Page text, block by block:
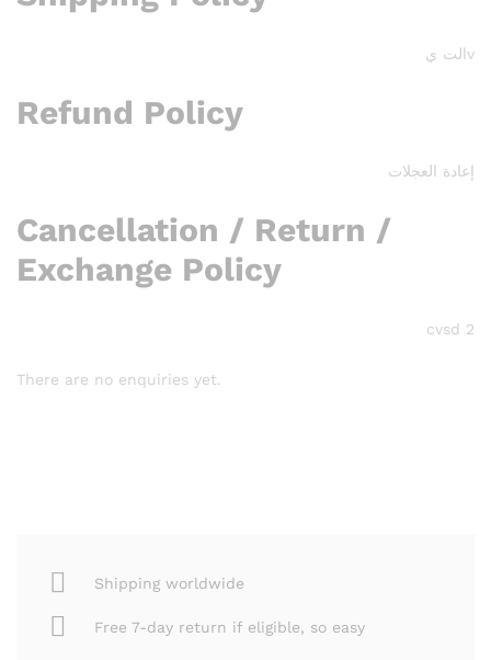
vالت ي
Refund Policy
إعادة العجلات
Cancellation / Return /
Exchange Policy
cvsd 2
There are no enquiries yet.
Shipping worldwide
Free 7-day return if eligible, so easy